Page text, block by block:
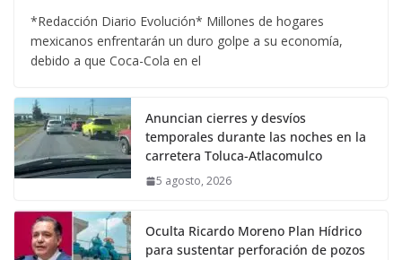
*Redacción Diario Evolución* Millones de hogares
mexicanos enfrentarán un duro golpe a su economía,
debido a que Coca-Cola en el
Anuncian cierres y desvíos
temporales durante las noches en la
carretera Toluca-Atlacomulco
5 agosto, 2026
Oculta Ricardo Moreno Plan Hídrico
para sustentar perforación de pozos